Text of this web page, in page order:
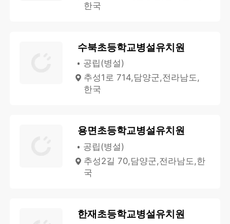
한국
수북초등학교병설유치원
공립(병설)
추성1로 714,담양군,전라남도,
한국
용면초등학교병설유치원
공립(병설)
추성2길 70,담양군,전라남도,한
국
한재초등학교병설유치원